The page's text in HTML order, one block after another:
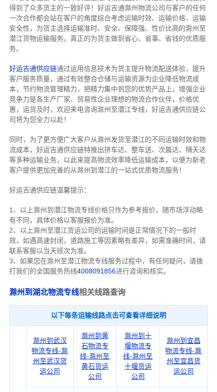
得到了众多货主的一致好评！好运吉通滁州物流公司与客户的任何
一次合作都会站在客户的角度综合考虑运输时效、运输价格、运输
安全性，为货主选择运输准时、安全、保障强、性价比高的滁州至
潜江货物运输服务，真正的为货主做到省心、省事、省钱的优质服
务。
好运吉通供应链通过运用信息技术为货主提升物流配送体验，提升
客户服务质量，通过有效整合仓储与运输资源为企业降低物流成
本，节约物流管理精力，把精力集中到您的优势产品上，增强企业
竞争力是各生产厂家、贸易性企业理想的物流合作伙伴，价格优
惠，运货及时，欢迎来电咨询滁州至潜江专线，好运吉通供应链公
司将为您全力以赴！
同时，为了更方便广大客户从滁州发货至潜江的不同运输时效和物
流成本，好运吉通供应链特推出拼车达、整车送、次晨达、隔天达
等多种运输业务，以此来提高物流效率降低运输成本，以便为新老
客户提供更加完善的从滁州到潜江的一站式优质物流服务！
好运吉通供应链温馨提示：
1、以上滁州到潜江物流专线价格只作为参考报价，随市场浮动略
有不同，具体价格以客服报价为准。
2、以上滁州 至潜江货运公司的运输时间是正常情况下的一般时
效，如遇高速封闭，道路施工等因素略有差异，如需准确时间，请
联系客服以当天班次为准。
3、如果您在滁州 至潜江物流专线服务过程中，有任何疑问，请拨
打我们的全国服务热线4008091856进行咨询和核实。
滁州到湖北物流专线相关线路查询
以下每条运输线路点击可查看详细说明
滁州到武汉
物流专线-滁
州至武汉货
运公司
滁州到黄
石物流专
线-滁州至
黄石货运
公司
滁州到十
堰物流专
线-滁州至
十堰货运
公司
滁州到宜昌
物流专线-滁
州至宜昌货
运公司